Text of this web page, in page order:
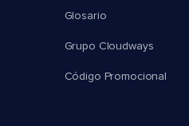
Glosario
Grupo Cloudways
Código Promocional